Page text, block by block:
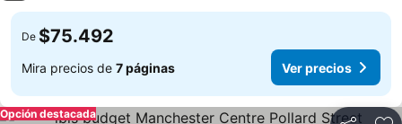
De $75.492
Mira precios de 7 páginas Ver precios
Opción destacada